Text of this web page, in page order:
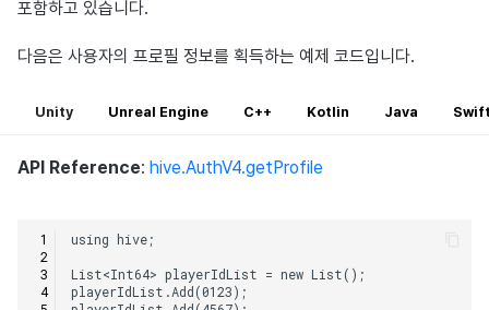
포함하고 있습니다.
다음은 사용자의 프로필 정보를 획득하는 예제 코드입니다.
Unity Unreal Engine C++ Kotlin Java
API Reference: hive.AuthV4.getProfile